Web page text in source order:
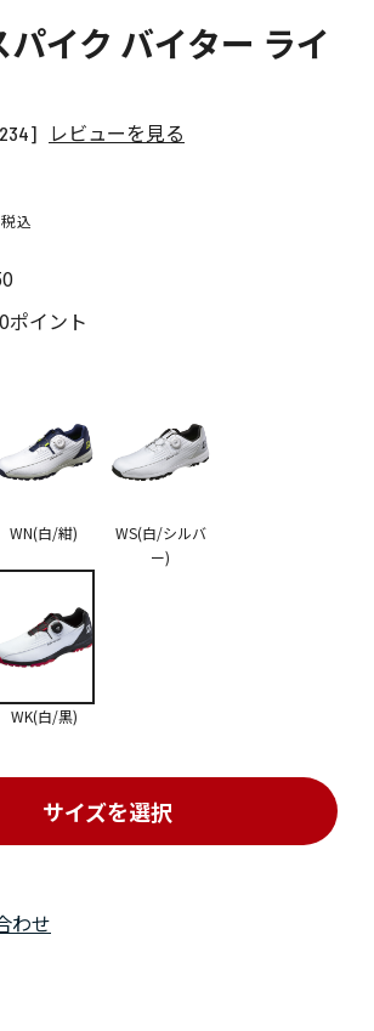
イク バイター ライ
レビューを見る
0ポイント
サイズを選択
WN(白/紺)
WS(白/シルバ
ー)
WK(白/黒)
わせ